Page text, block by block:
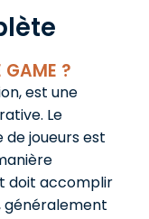
GAME ?
est une
Le
de joueurs est
doit accomplir
généralement